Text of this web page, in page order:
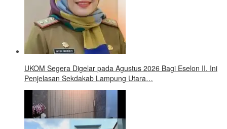
UKOM Segera Digelar pada Agustus 2026 Bagi Eselon II. Ini
Penjelasan Sekdakab Lampung Utara…